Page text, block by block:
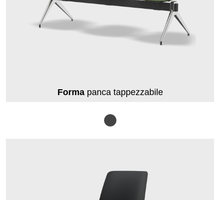
Formapanca tappezzabile